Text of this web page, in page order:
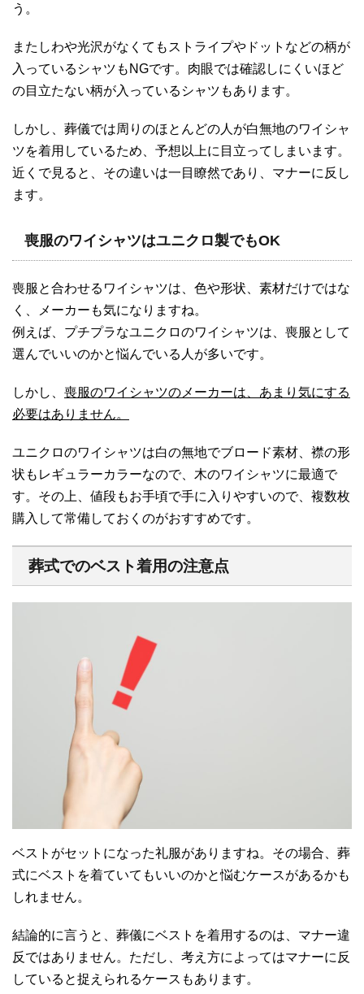
う。
またしわや光沢がなくてもストライプやドットなどの柄が
入っているシャツもNGです。肉眼では確認しにくいほど
の目立たない柄が入っているシャツもあります。
しかし、葬儀では周りのほとんどの人が白無地のワイシャ
ツを着用しているため、予想以上に目立ってしまいます。
近くで見ると、その違いは一目瞭然であり、マナーに反し
ます。
喪服のワイシャツはユニクロ製でもOK
喪服と合わせるワイシャツは、色や形状、素材だけではな
く、メーカーも気になりますね。
例えば、プチプラなユニクロのワイシャツは、喪服として
選んでいいのかと悩んでいる人が多いです。
しかし、 喪服のワイシャツのメーカーは、あまり気にする
必要はありません。
ユニクロのワイシャツは白の無地でブロード素材、襟の形
状もレギュラーカラーなので、木のワイシャツに最適で
す。その上、値段もお手頃で手に入りやすいので、複数枚
購入して常備しておくのがおすすめです。
葬式でのベスト着用の注意点
ベストがセットになった礼服がありますね。その場合、葬
式にベストを着ていてもいいのかと悩むケースがあるかも
しれません。
結論的に言うと、葬儀にベストを着用するのは、マナー違
反ではありません。ただし、考え方によってはマナーに反
していると捉えられるケースもあります。